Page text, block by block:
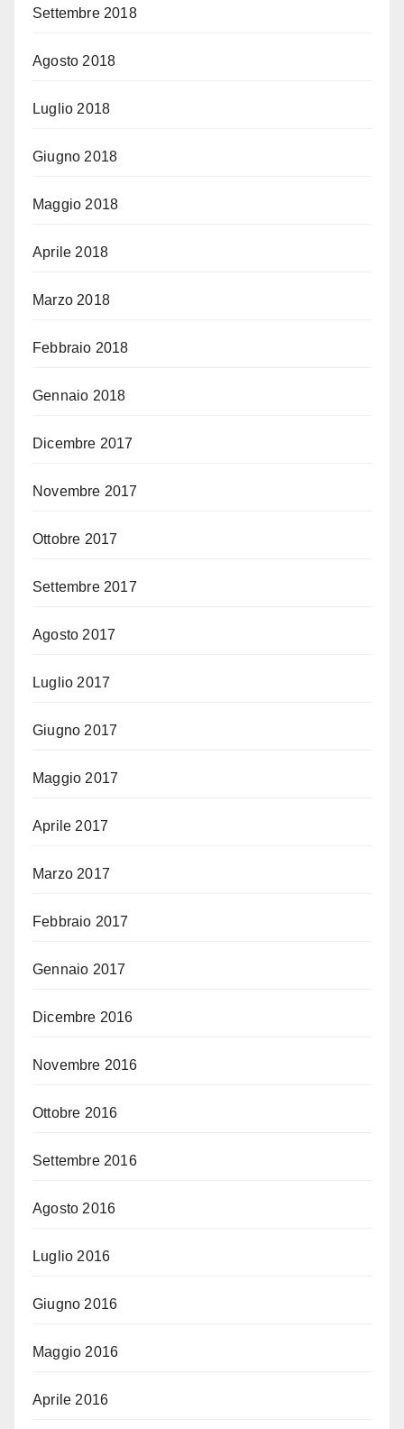
Settembre 2018
Agosto 2018
Luglio 2018
Giugno 2018
Maggio 2018
Aprile 2018
Marzo 2018
Febbraio 2018
Gennaio 2018
Dicembre 2017
Novembre 2017
Ottobre 2017
Settembre 2017
Agosto 2017
Luglio 2017
Giugno 2017
Maggio 2017
Aprile 2017
Marzo 2017
Febbraio 2017
Gennaio 2017
Dicembre 2016
Novembre 2016
Ottobre 2016
Settembre 2016
Agosto 2016
Luglio 2016
Giugno 2016
Maggio 2016
Aprile 2016